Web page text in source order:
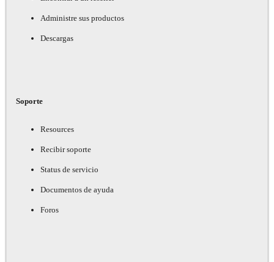
Administre sus productos
Descargas
Soporte
Resources
Recibir soporte
Status de servicio
Documentos de ayuda
Foros